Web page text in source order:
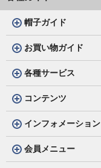
帽子ガイド
お買い物ガイド
各種サービス
コンテンツ
インフォメーション
会員メニュー